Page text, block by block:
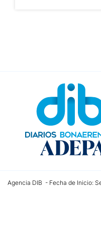
Agencia DIB - Fecha de Inicio: